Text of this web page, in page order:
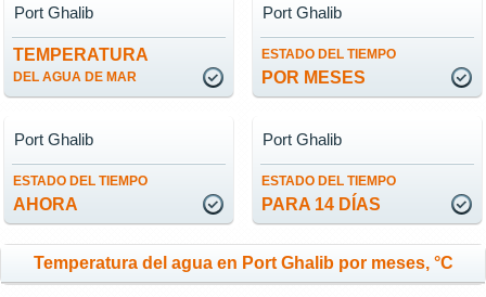
TEMPERATURA
DEL AGUA DE MAR
Port Ghalib
ESTADO DEL TIEMPO
POR MESES
Port Ghalib
ESTADO DEL TIEMPO
AHORA
Port Ghalib
ESTADO DEL TIEMPO
PARA 14 DÍAS
Port Ghalib
Temperatura del agua en Port Ghalib por meses, °C